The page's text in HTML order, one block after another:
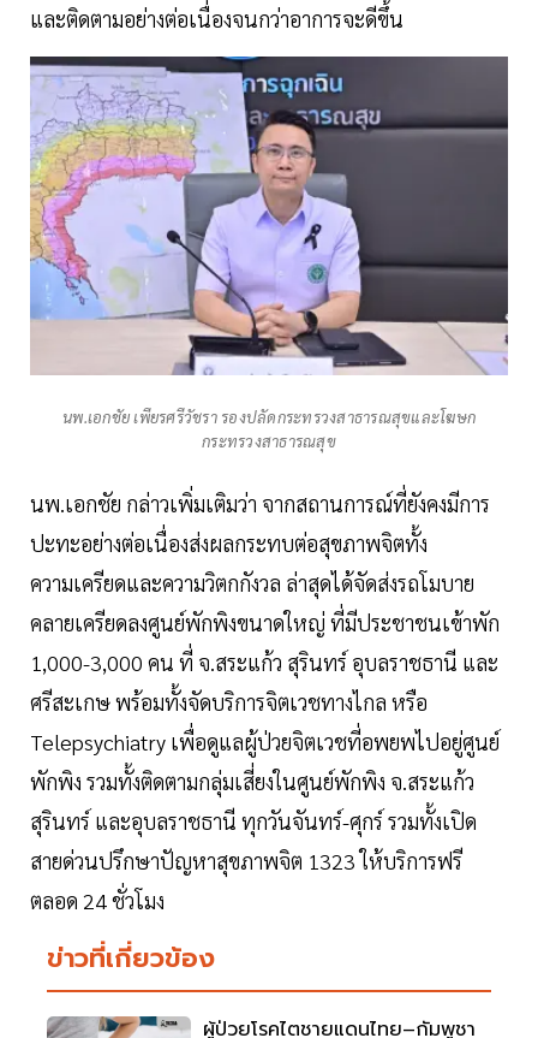
และติดตามอย่างต่อเนื่องจนกว่าอาการจะดีขึ้น
นพ.เอกชัย เพียรศรีวัชรา รองปลัดกระทรวงสาธารณสุขและโฆษก
กระทรวงสาธารณสุข
นพ.เอกชัย กล่าวเพิ่มเติมว่า จากสถานการณ์ที่ยังคงมีการ
ปะทะอย่างต่อเนื่องส่งผลกระทบต่อสุขภาพจิตทั้ง
ความเครียดและความวิตกกังวล ล่าสุดได้จัดส่งรถโมบาย
คลายเครียดลงศูนย์พักพิงขนาดใหญ่ ที่มีประชาชนเข้าพัก
1,000-3,000 คน ที่ จ.สระแก้ว สุรินทร์ อุบลราชธานี และ
ศรีสะเกษ พร้อมทั้งจัดบริการจิตเวชทางไกล หรือ
Telepsychiatry เพื่อดูแลผู้ป่วยจิตเวชที่อพยพไปอยู่ศูนย์
พักพิง รวมทั้งติดตามกลุ่มเสี่ยงในศูนย์พักพิง จ.สระแก้ว
สุรินทร์ และอุบลราชธานี ทุกวันจันทร์-ศุกร์ รวมทั้งเปิด
สายด่วนปรึกษาปัญหาสุขภาพจิต 1323 ให้บริการฟรี
ตลอด 24 ชั่วโมง
ข่าวที่เกี่ยวข้อง
ผู้ป่วยโรคไตชายแดนไทย–กัมพูชา